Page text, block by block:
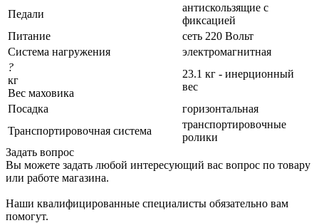
Педали
антискользящие с
фиксацией
Питание
сеть 220 Вольт
Система нагружения
электромагнитная
?
кг
Вес маховика
23.1 кг - инерционный
вес
Посадка
горизонтальная
Транспортировочная система
транспортировочные
ролики
Задать вопрос
Вы можете задать любой интересующий вас вопрос по товару
или работе магазина.
Наши квалифицированные специалисты обязательно вам
помогут.